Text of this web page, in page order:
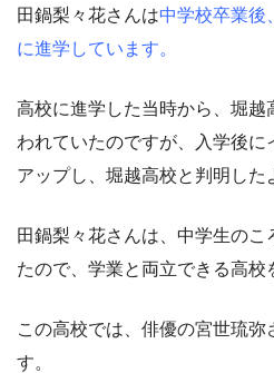
田鍋梨々花さんは中学校卒業後
に進学しています。
高校に進学した当時から、堀越
われていたのですが、入学後
アップし、堀越高校と判明した
田鍋梨々花さんは、中学生の
たので、学業と両立できる高校
この高校では、俳優の宮世琉
す。